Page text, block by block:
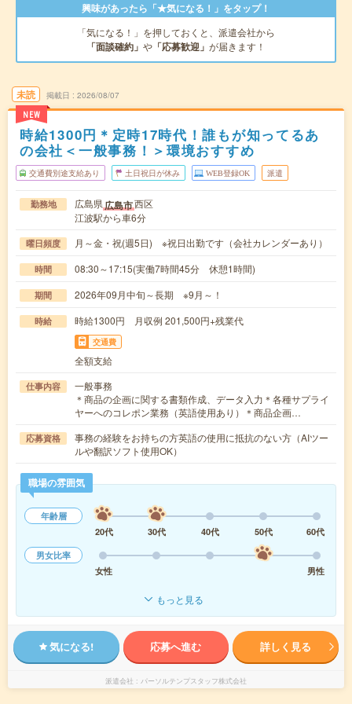
興味があったら「★気になる！」をタップ！
「気になる！」を押しておくと、派遣会社から
「面談確約」 や 「応募歓迎」 が届きます！
未読
NEW
掲載日 2026/08/07
時給1300円＊定時17時代！誰もが知ってるあ
の会社＜一般事務！＞環境おすすめ
交通費別途支給あり 土日祝日が休み WEB登録OK 派遣
勤務地 広島県広島市西区
江波駅から車6分
曜日頻度 月～金・祝(週5日) ※祝日出勤です（会社カレンダーあり）
時間 08:30～17:15(実働7時間45分 休憩1時間)
期間 2026年09月中旬～長期 ※9月～！
時給 時給1300円 月収例 201,500円+残業代
交通費
全額支給
仕事内容
一般事務
＊商品の企画に関する書類作成、データ入力＊各種サプライ
ヤーへのコレポン業務（英語使用あり）＊商品企画…
応募資格
事務の経験をお持ちの方英語の使用に抵抗のない方（AIツー
ルや翻訳ソフト使用OK）
職場の雰囲気
年齢層
20代
30代 40代 50代
60代
男女比率
女性
男性
もっと見る
気になる! 応募へ進む 詳しく見る
派遣会社 パーソルテンプスタッフ株式会社